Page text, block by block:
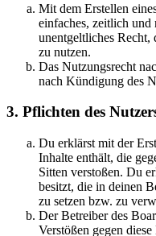
Mit dem Erstellen
einfaches, zeitlich und
unentgeltliches Recht,
zu nutzen.
Das Nutzungsrecht
nach Kündigung des
3. Pflichten des
Du erklärst mit der
Inhalte enthält, die
Sitten verstoßen. Du
besitzt, die in deinen
zu setzen bzw. zu
Der Betreiber des
Verstößen gegen